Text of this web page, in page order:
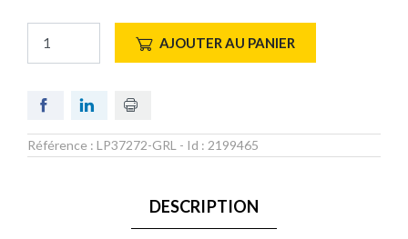
AJOUTER AU PANIER
Référence : LP37272-GRL - Id : 2199465
DESCRIPTION